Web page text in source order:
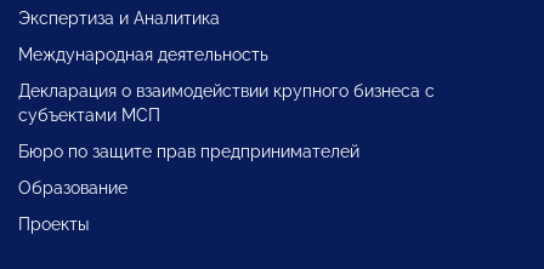
Экспертиза и Аналитика
Международная деятельность
Декларация о взаимодействии крупного бизнеса с
субъектами МСП
Бюро по защите прав предпринимателей
Образование
Проекты